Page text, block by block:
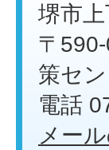
堺市
〒
策セ
電話
メー